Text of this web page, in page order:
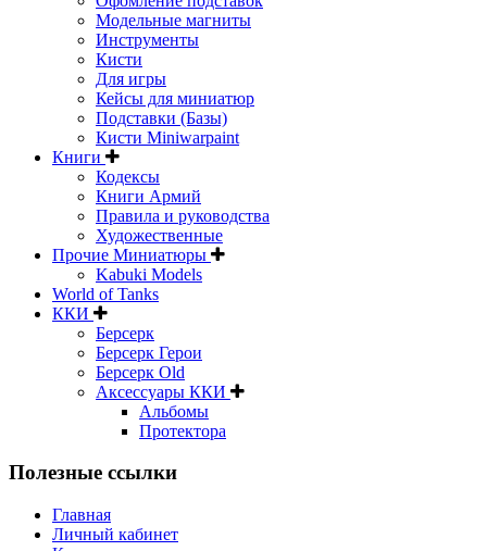
Модельные магниты
Инструменты
Кисти
Для игры
Кейсы для миниатюр
Подставки (Базы)
Кисти Miniwarpaint
Книги
Кодексы
Книги Армий
Правила и руководства
Художественные
Прочие Миниатюры
Kabuki Models
World of Tanks
ККИ
Берсерк
Берсерк Герои
Берсерк Old
Аксессуары ККИ
Альбомы
Протектора
Полезные ссылки
Главная
Личный кабинет